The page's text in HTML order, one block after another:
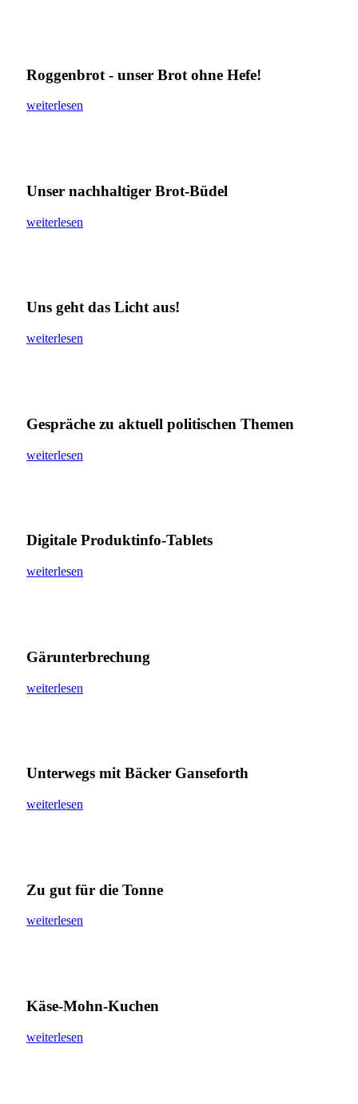
Roggenbrot - unser Brot ohne Hefe!
weiterlesen
Unser nachhaltiger Brot-Büdel
weiterlesen
Uns geht das Licht aus!
weiterlesen
Gespräche zu aktuell politischen Themen
weiterlesen
Digitale Produktinfo-Tablets
weiterlesen
Gärunterbrechung
weiterlesen
Unterwegs mit Bäcker Ganseforth
weiterlesen
Zu gut für die Tonne
weiterlesen
Käse-Mohn-Kuchen
weiterlesen